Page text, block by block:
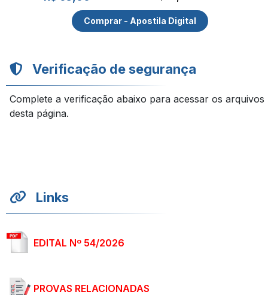
Comprar - Apostila Digital
Verificação de segurança
Complete a verificação abaixo para acessar os arquivos
desta página.
Links
EDITAL Nº 54/2026
PROVAS RELACIONADAS